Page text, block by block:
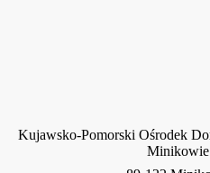
Kujawsko-Pomorski Ośrodek
Minikowie